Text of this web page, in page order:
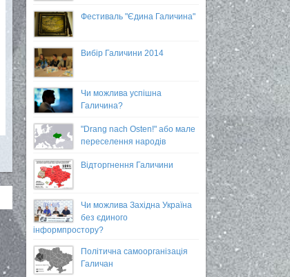
Фестиваль "Єдина Галичина"
Вибір Галичини 2014
Чи можлива успішна
Галичина?
"Drang nach Osten!" або мале
переселення народів
Відторгнення Галичини
Чи можлива Західна Україна
без єдиного
інформпростору?
Політична самоорганізація
Галичан